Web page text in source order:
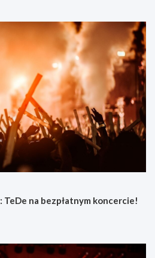
na bezpłatnym koncercie!